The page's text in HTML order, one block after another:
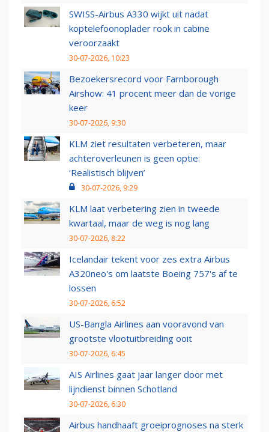
SWISS-Airbus A330 wijkt uit nadat
koptelefoonoplader rook in cabine
veroorzaakt
30-07-2026, 10:23
Bezoekersrecord voor Farnborough
Airshow: 41 procent meer dan de vorige
keer
30-07-2026, 9:30
KLM ziet resultaten verbeteren, maar
achteroverleunen is geen optie:
‘Realistisch blijven’
30-07-2026, 9:29
KLM laat verbetering zien in tweede
kwartaal, maar de weg is nog lang
30-07-2026, 8:22
Icelandair tekent voor zes extra Airbus
A320neo's om laatste Boeing 757's af te
lossen
30-07-2026, 6:52
US-Bangla Airlines aan vooravond van
grootste vlootuitbreiding ooit
30-07-2026, 6:45
AIS Airlines gaat jaar langer door met
lijndienst binnen Schotland
30-07-2026, 6:30
Airbus handhaaft groeiprognoses na sterk